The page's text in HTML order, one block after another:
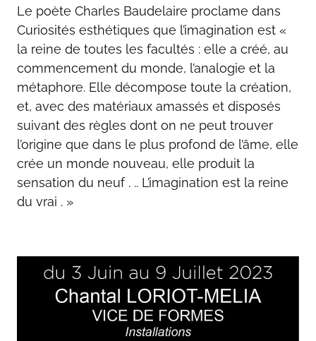
Le poète Charles Baudelaire proclame dans
Curiosités esthétiques que l’imagination est «
la reine de toutes les facultés : elle a créé, au
commencement du monde, l’analogie et la
métaphore. Elle décompose toute la création,
et, avec des matériaux amassés et disposés
suivant des règles dont on ne peut trouver
l’origine que dans le plus profond de l’âme, elle
crée un monde nouveau, elle produit la
sensation du neuf . .. L’imagination est la reine
du vrai . »